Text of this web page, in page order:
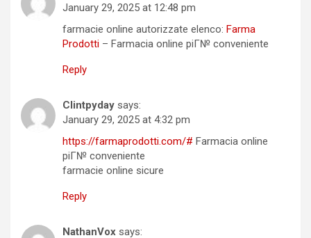
January 29, 2025 at 12:48 pm
farmacie online autorizzate elenco: Farma
Prodotti – Farmacia online piГ№ conveniente
Reply
Clintpyday says:
January 29, 2025 at 4:32 pm
https://farmaprodotti.com/# Farmacia online
piГ№ conveniente
farmacie online sicure
Reply
NathanVox says: